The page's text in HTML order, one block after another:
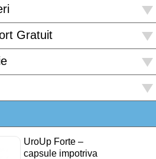
Gratuit
UroUp Forte –
capsule impotriva